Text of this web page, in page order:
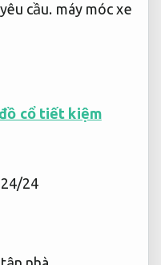
cầu. máy móc xe
cổ tiết kiệm
24